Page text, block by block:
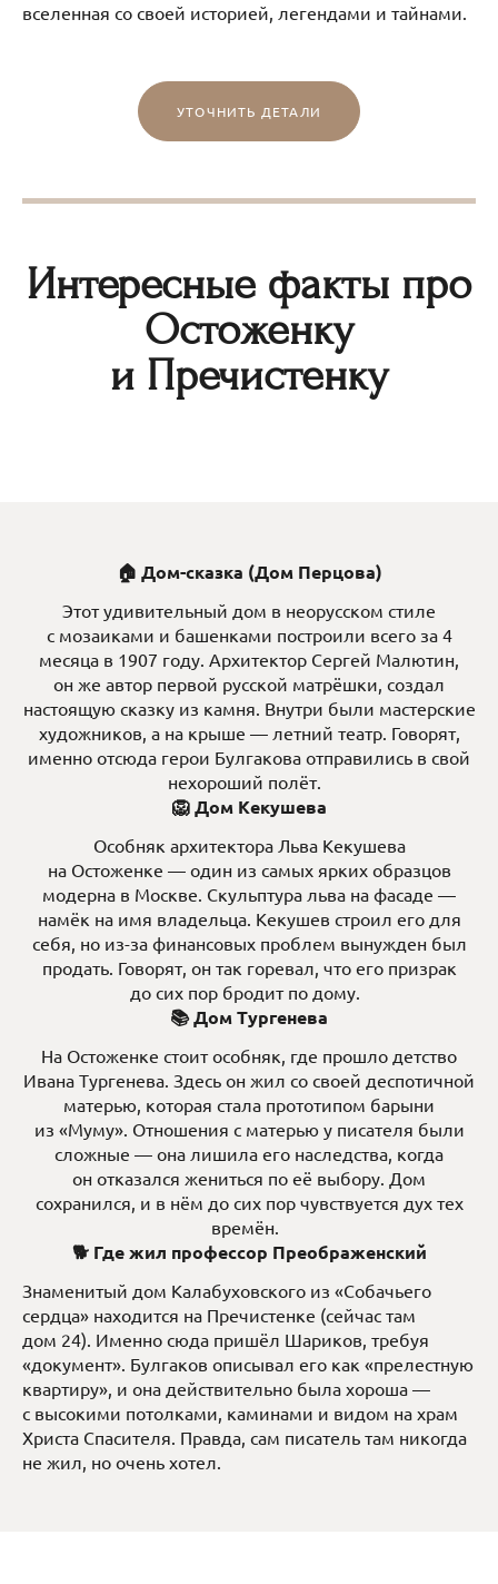
вселенная со своей историей, легендами и тайнами.
УТОЧНИТЬ ДЕТАЛИ
Интересные факты про
Остоженку
и Пречистенку
🏠 Дом-сказка (Дом Перцова)
Этот удивительный дом в неорусском стиле
с мозаиками и башенками построили всего за 4
месяца в 1907 году. Архитектор Сергей Малютин,
он же автор первой русской матрёшки, создал
настоящую сказку из камня. Внутри были мастерские
художников, а на крыше — летний театр. Говорят,
именно отсюда герои Булгакова отправились в свой
нехороший полёт.
🦁 Дом Кекушева
Особняк архитектора Льва Кекушева
на Остоженке — один из самых ярких образцов
модерна в Москве. Скульптура льва на фасаде —
намёк на имя владельца. Кекушев строил его для
себя, но из-за финансовых проблем вынужден был
продать. Говорят, он так горевал, что его призрак
до сих пор бродит по дому.
📚 Дом Тургенева
На Остоженке стоит особняк, где прошло детство
Ивана Тургенева. Здесь он жил со своей деспотичной
матерью, которая стала прототипом барыни
из «Муму». Отношения с матерью у писателя были
сложные — она лишила его наследства, когда
он отказался жениться по её выбору. Дом
сохранился, и в нём до сих пор чувствуется дух тех
времён.
🐕 Где жил профессор Преображенский
Знаменитый дом Калабуховского из «Собачьего
сердца» находится на Пречистенке (сейчас там
дом 24). Именно сюда пришёл Шариков, требуя
«документ». Булгаков описывал его как «прелестную
квартиру», и она действительно была хороша —
с высокими потолками, каминами и видом на храм
Христа Спасителя. Правда, сам писатель там никогда
не жил, но очень хотел.